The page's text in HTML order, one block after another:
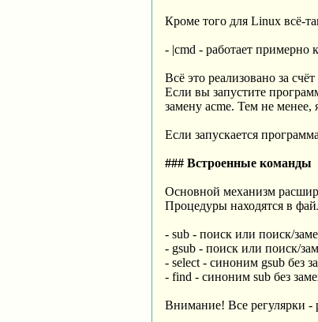
Кроме того для Linux всё-
- |cmd - работает примерно
Всё это реализовано за
Если вы запустите
замену acme. Тем не
Если запускается
### Встроенные команды
Основной механизм
Процедуры находятся в
- sub - поиск или поиск/
- gsub - поиск или поиск/
- select - синоним gsub без
- find - синоним sub без
Внимание! Все регулярки -